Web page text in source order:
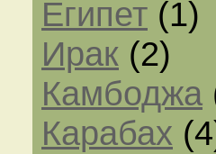
Египет (1)
Ирак (2)
Камбоджа
Карабах